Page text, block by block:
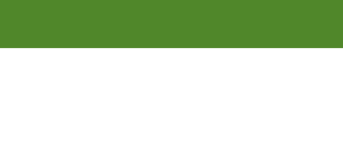
direct